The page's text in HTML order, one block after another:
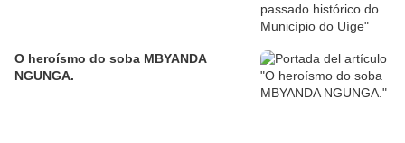
O heroísmo do soba MBYANDA
NGUNGA.